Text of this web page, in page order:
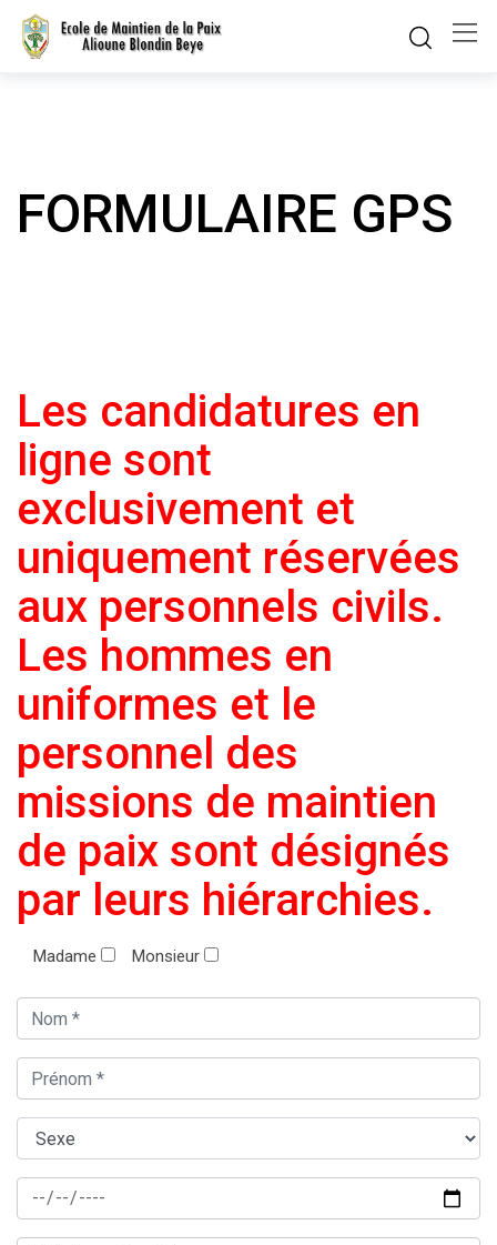
Skip
FORMULAIRE GPS
Les candidatures en
ligne sont
exclusivement et
uniquement réservées
aux personnels civils.
Les hommes en
uniformes et le
personnel des
missions de maintien
de paix sont désignés
par leurs hiérarchies.
Madame Monsieur